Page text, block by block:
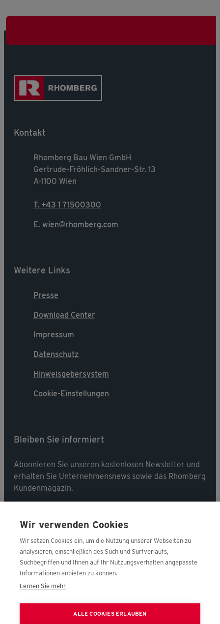
Kontakt
Rhomberg Bau Wien GmbH
Gertrude-Fröhlich-Sandner-Str. 13
A-1100 Wien
T. +43 1 71500300
E. wien@rhomberg.com
Weitere Links
Presse
Download Center
Impressum
Datenschutz
Hinweisgebersystem
Cookie-Einstellungen
Bleiben Sie informiert
Abonnieren Sie unseren kostenlosen Newsletter und
erhalten Sie Unternehmensnews sowie das Rhomberg
Kundenmagazin.
Jetzt abonnieren
Folgen Sie uns
Wir verwenden Cookies
Wir setzen Cookies ein, um die Nutzung unserer Webseiten zu
analysieren, einschließlich des Such und Surfverlaufs,
Suchbegriffen und Ihnen auf Ihr Nutzungsverhalten angepasste
Informationen anbieten zu können.
Lernen Sie mehr
ALLE COOKIES ERLAUBEN